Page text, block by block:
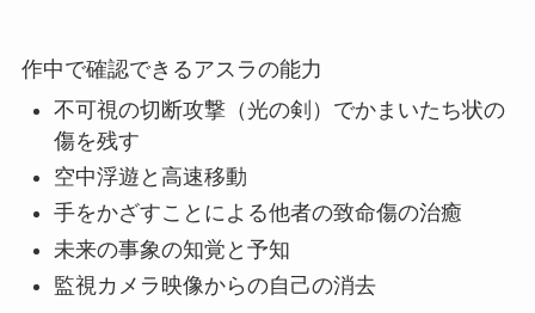
作中で確認できるアスラの能力
不可視の切断攻撃（光の剣）でかまいたち状の
傷を残す
空中浮遊と高速移動
手をかざすことによる他者の致命傷の治癒
未来の事象の知覚と予知
監視カメラ映像からの自己の消去